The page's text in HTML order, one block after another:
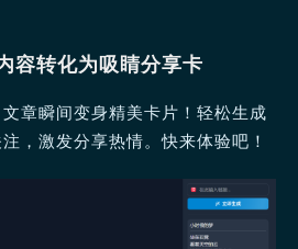
容转化为吸睛分享卡
章瞬间变身精美卡片！轻松生成
，激发分享热情。快来体验吧！